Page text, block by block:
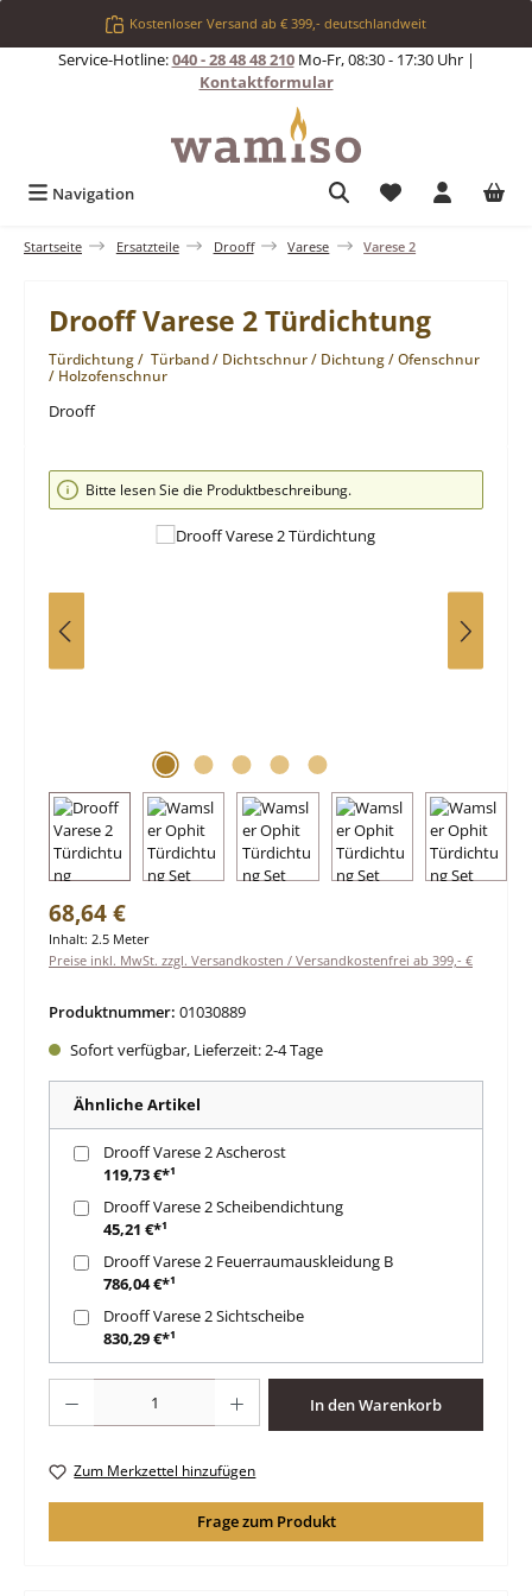
Zum Hauptinhalt springenKostenloser Versand ab € 399,- deutschlandweit
Service-Hotline:040 - 28 48 48 210Mo-Fr, 08:30 - 17:30 Uhr |
Kontaktformular
Navigation Du hast 0
Startseite Ersatzteile Drooff Varese Varese 2
Drooff Varese 2 Türdichtung
Türdichtung / Türband / Dichtschnur / Dichtung / Ofenschnur
/ Holzofenschnur
Drooff
Bildergalerie überspringen
Bitte lesen Sie die Produktbeschreibung.
Regulärer Preis:
68,64 €
Inhalt: 2.5 Meter
Preise inkl. MwSt. zzgl. Versandkosten / Versandkostenfrei ab 399,- €
Produktnummer: 01030889
Sofort verfügbar, Lieferzeit: 2-4 Tage
Ähnliche Artikel
Drooff Varese 2 Ascherost
119,73 €*¹
Drooff Varese 2 Scheibendichtung
45,21 €*¹
Drooff Varese 2 Feuerraumauskleidung B
786,04 €*¹
Drooff Varese 2 Sichtscheibe
830,29 €*¹
In den Warenkorb
Zum Merkzettel hinzufügen
Frage zum Produkt